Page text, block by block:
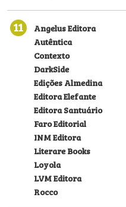
11
Angelus Editora
Autêntica
Contexto
DarkSide
Edições Almedina
Editora Elefante
Editora Santuário
Faro Editorial
INM Editora
Literare Books
Loyola
LVM Editora
Rocco